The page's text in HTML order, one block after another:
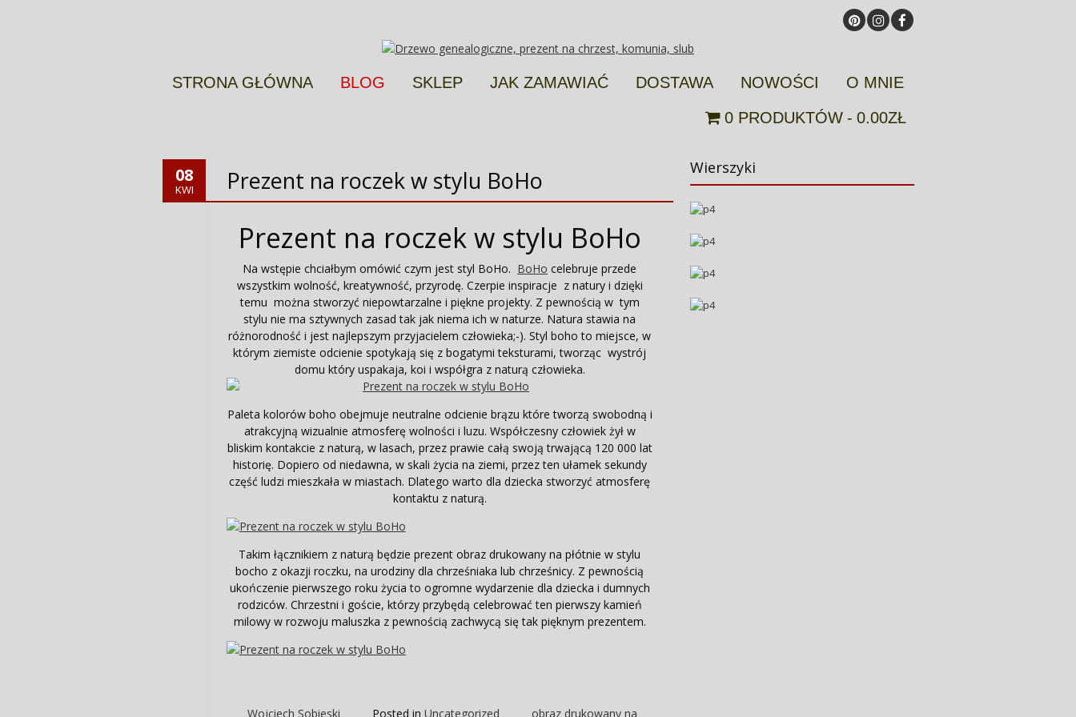
STRONA GŁÓWNA BLOG SKLEP JAK ZAMAWIAĆ DOSTAWA NOWOŚCI
O MNIE
0 PRODUKTÓW
0.00ZŁ
08
KWI Prezent na roczek w stylu BoHo
Prezent na roczek w stylu BoHo
Na wstępie chciałbym omówić czym jest styl BoHo. BoHo celebruje przede
wszystkim wolność, kreatywność, przyrodę. Czerpie inspiracje z natury i dzięki
temu można stworzyć niepowtarzalne i piękne projekty. Z pewnością w tym
stylu nie ma sztywnych zasad tak jak niema ich w naturze. Natura stawia na
różnorodność i jest najlepszym przyjacielem człowieka;-). Styl boho to miejsce, w
którym ziemiste odcienie spotykają się z bogatymi teksturami, tworząc wystrój
domu który uspakaja, koi i współgra z naturą człowieka.
Paleta kolorów boho obejmuje neutralne odcienie brązu które tworzą swobodną i
atrakcyjną wizualnie atmosferę wolności i luzu. Współczesny człowiek żył w
bliskim kontakcie z naturą, w lasach, przez prawie całą swoją trwającą 120 000 lat
historię. Dopiero od niedawna, w skali życia na ziemi, przez ten ułamek sekundy
część ludzi mieszkała w miastach. Dlatego warto dla dziecka stworzyć atmosferę
kontaktu z naturą.
Takim łącznikiem z naturą będzie prezent obraz drukowany na płótnie w stylu
bocho z okazji roczku, na urodziny dla chrześniaka lub chrześnicy. Z pewnością
ukończenie pierwszego roku życia to ogromne wydarzenie dla dziecka i dumnych
rodziców. Chrzestni i goście, którzy przybędą celebrować ten pierwszy kamień
milowy w rozwoju maluszka z pewnością zachwycą się tak pięknym prezentem.
Wojciech Sobieski Posted in Uncategorized obraz drukowany na
Wierszyki